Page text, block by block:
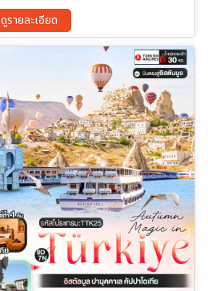
21 พ.ย. 69 - 29 พ.ย. 69
06 ธ.ค. 69 - 14 ธ.ค. 69
24 ธ.ค. 69 - 01 ม.ค. 70
26 ธ.ค. 69 - 03 ม.ค. 70
31 ธ.ค. 69 - 08 ม.ค. 70
ดูรายละเอียด